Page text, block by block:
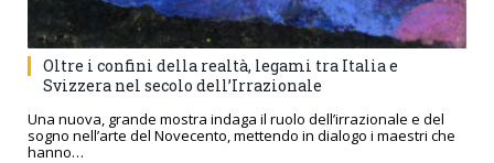
Oltre i confini della realtà, legami tra Italia e
Svizzera nel secolo dell’Irrazionale
Una nuova, grande mostra indaga il ruolo dell’irrazionale e del
sogno nell’arte del Novecento, mettendo in dialogo i maestri che
hanno…